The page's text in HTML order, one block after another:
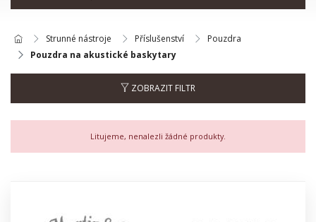
Strunné nástroje Příslušenství
Pouzdra
Pouzdra na akustické baskytary
ZOBRAZIT FILTR
Litujeme, nenalezli žádné produkty.